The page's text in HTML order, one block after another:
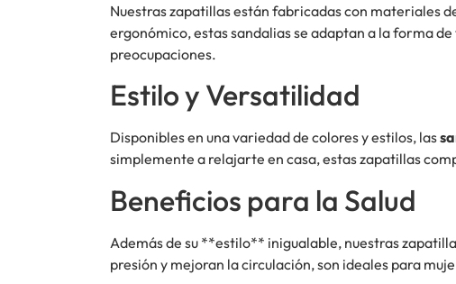
Nuestras zapatillas están fabricadas con materiales
ergonómico, estas sandalias se adaptan a la forma
preocupaciones.
Estilo y Versatilidad
Disponibles en una variedad de colores y estilos, las
simplemente a relajarte en casa, estas zapatillas
Beneficios para la Salud
Además de su **estilo** inigualable, nuestras
presión y mejoran la circulación, son ideales para